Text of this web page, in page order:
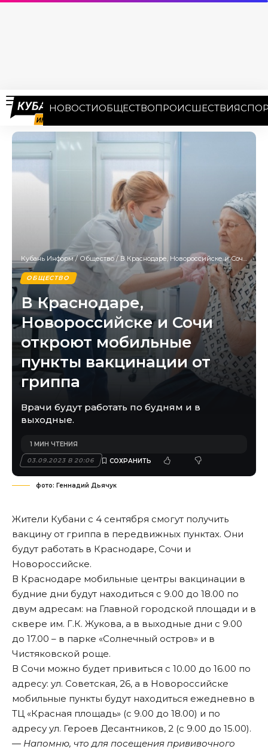
НОВОСТИОБЩЕСТВОПРОИСШЕСТВИЯ
Кубань Информ/Общество/ В Краснодаре, Новороссийске и Сочи откроют мобильные пункты вакцинации от гриппа
ОБЩЕСТВО
В Краснодаре,
Новороссийске и Сочи
откроют мобильные
пункты вакцинации от
гриппа
Врачи будут работать по будням и в
выходные.
03.09.2023 В 20:06
1 МИН ЧТЕНИЯ
фото: Геннадий Дьячук
Жители Кубани с 4 сентября смогут получить
вакцину от гриппа в передвижных пунктах. Они
будут работать в Краснодаре, Сочи и
Новороссийске.
В Краснодаре мобильные центры вакцинации в
будние дни будут находиться с 9.00 до 18.00 по
двум адресам: на Главной городской площади и в
сквере им. Г.К. Жукова, а в выходные дни с 9.00
до 17.00 – в парке «Солнечный остров» и в
Чистяковской роще.
В Сочи можно будет привиться с 10.00 до 16.00 по
адресу: ул. Советская, 26, а в Новороссийске
мобильные пункты будут находиться ежедневно в
ТЦ «Красная площадь» (с 9.00 до 18.00) и по
адресу ул. Героев Десантников, 2 (с 9.00 до 15.00).
― Напомню, что для посещения прививочного